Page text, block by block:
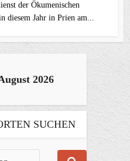
der Ökumenischen
diesem Jahr in Prien am...
2026
SUCHEN